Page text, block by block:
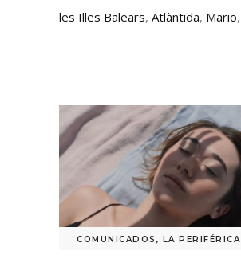
les Illes Balears, Atlàntida, Mario,
COMUNICADOS , LA PERIFÉRICA